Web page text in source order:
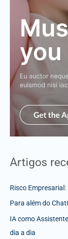
Artigos
Risco
Para além do
IA como
dia a dia